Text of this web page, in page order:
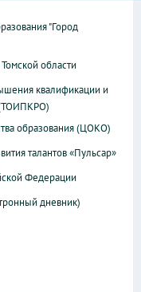
"Город
области
квалификации и
(ТОИПКРО)
образования (ЦОКО)
талантов «Пульсар»
Федерации
дневник)